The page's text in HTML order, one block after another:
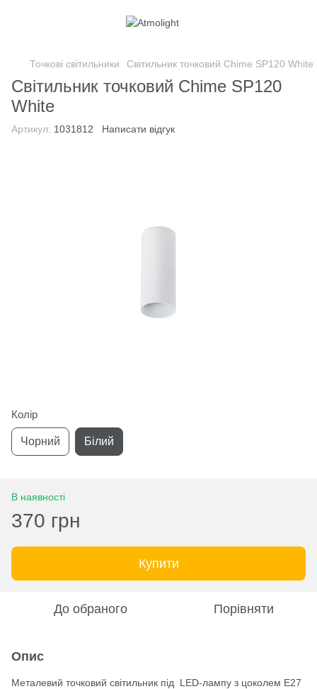
Точкові світильники Світильник точковий Chime SP120 White
Світильник точковий Chime SP120
White
Артикул: 1031812 Написати відгук
Колір
Чорний Білий
В наявності
370 грн
Купити
До обраного Порівняти
Опис
Металевий точковий світильник під LED-лампу з цоколем Е27